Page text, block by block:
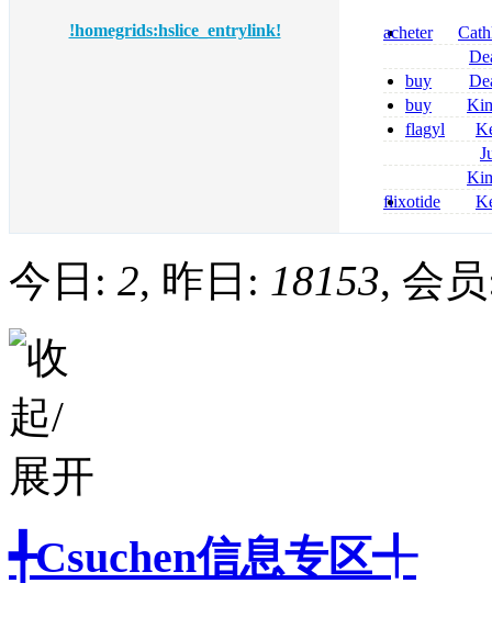
!homegrids:hslice_entrylink!
acheter
dapsone site
tizanidine
sans
buy
pregabalin
pregabalin
buy
zolpidem usa
flagyl
online
roxithromycin
sécurité
nolvadex
flixotide
今日: 2, 昨日: 18153, 会
╃Csuchen信息专区╃